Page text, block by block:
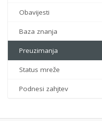
Obavijesti
Baza znanja
Preuzimanja
Status mreže
Podnesi zahjtev